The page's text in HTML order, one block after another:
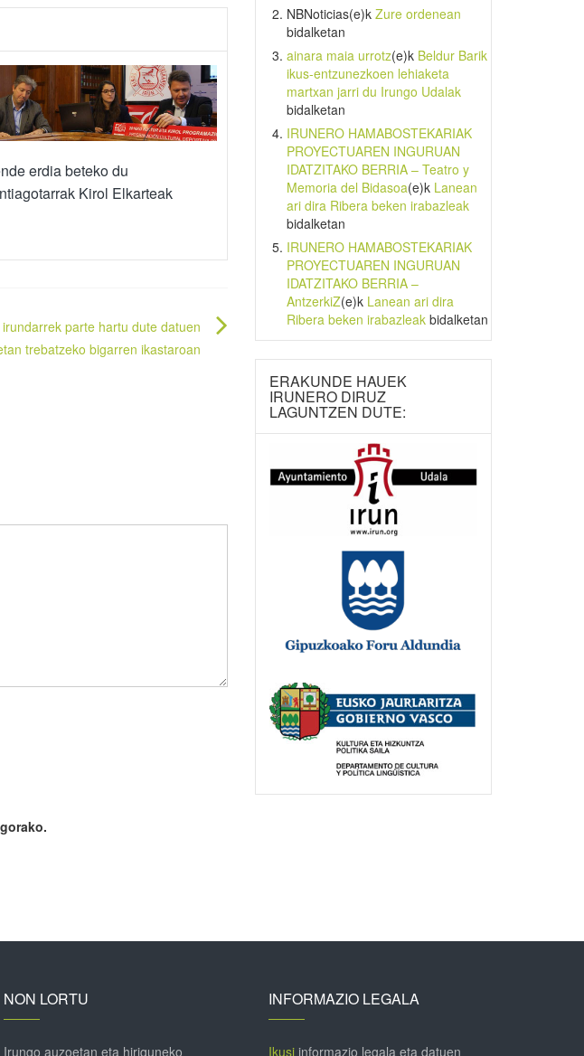
erdia beteko du
Kirol Elkarteak
parte hartu dute datuen
trebatzeko bigarren ikastaroan
NBNoticias(e)k Zure ordenean
bidalketan
ainara maia urrotz(e)k Beldur Barik
ikus-entzunezkoen lehiaketa
martxan jarri du Irungo Udalak
bidalketan
IRUNERO HAMABOSTEKARIAK
PROYECTUAREN INGURUAN
IDATZITAKO BERRIA – Teatro y
Memoria del Bidasoa(e)k Lanean
ari dira Ribera beken irabazleak
bidalketan
IRUNERO HAMABOSTEKARIAK
PROYECTUAREN INGURUAN
IDATZITAKO BERRIA –
AntzerkiZ(e)k Lanean ari dira
Ribera beken irabazleakbidalketan
ERAKUNDE HAUEK
IRUNERO DIRUZ
LAGUNTZEN DUTE:
NON LORTU
Irungo auzoetan eta hiriguneko
INFORMAZIO LEGALA
Ikusiinformazio legala eta datuen